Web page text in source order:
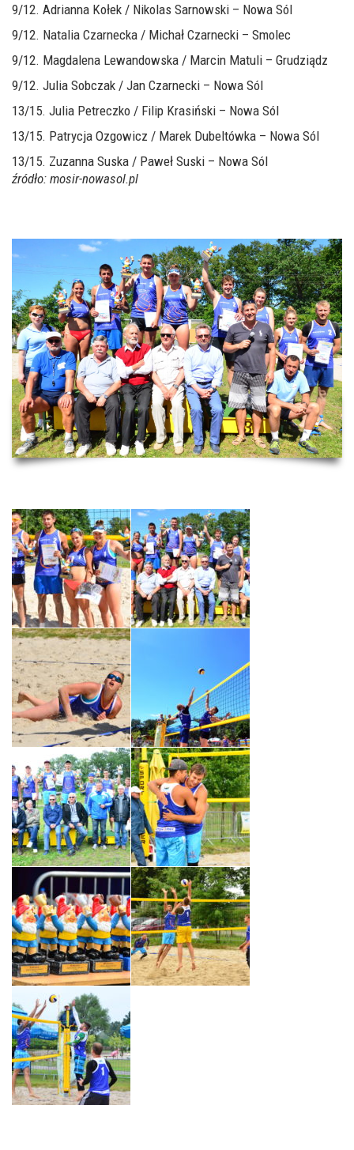
9/12. Adrianna Kołek / Nikolas Sarnowski – Nowa Sól
9/12. Natalia Czarnecka / Michał Czarnecki – Smolec
9/12. Magdalena Lewandowska / Marcin Matuli – Grudziądz
9/12. Julia Sobczak / Jan Czarnecki – Nowa Sól
13/15. Julia Petreczko / Filip Krasiński – Nowa Sól
13/15. Patrycja Ozgowicz / Marek Dubeltówka – Nowa Sól
13/15. Zuzanna Suska / Paweł Suski – Nowa Sól
źródło: mosir-nowasol.pl